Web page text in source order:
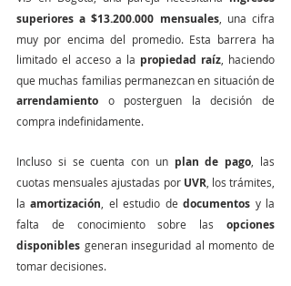
superiores a $13.200.000 mensuales, una cifra
muy por encima del promedio. Esta barrera ha
limitado el acceso a la propiedad raíz , haciendo
arrendamiento o posterguen la decisión de
compra indefinidamente.
Incluso si se cuenta con un plan de pago , las
cuotas mensuales ajustadas por UVR , los trámites,
la amortización , el estudio de documentos y la
falta de conocimiento sobre las opciones
disponibles generan inseguridad al momento de
tomar decisiones.